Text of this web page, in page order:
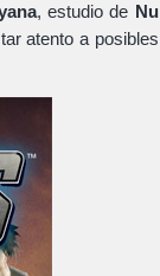
, estudio de Nu
atento a posibles